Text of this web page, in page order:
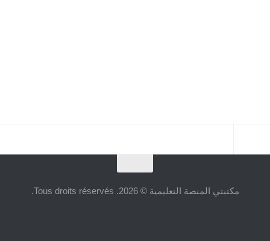
مكتبتي المنصة التعليمية © 2026. Tous droits réservés.